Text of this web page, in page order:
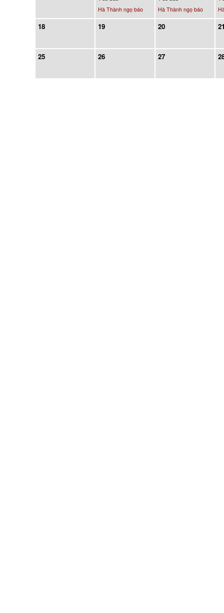
Hà Thành ngọ báo
Hà Thành ngọ báo
18 19 20
25 26 27